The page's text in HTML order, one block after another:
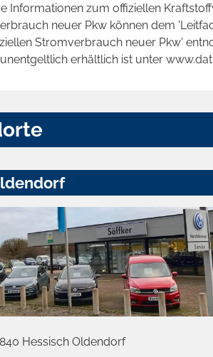
Informationen zum offiziellen
neuer Pkw können dem
Stromverbrauch neuer Pkw'
erhältlich ist unter
Hessisch Oldendorf